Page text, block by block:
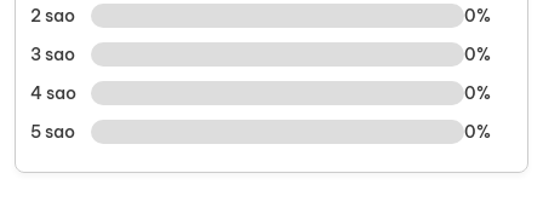
2 sao
0%
3 sao
0%
4 sao
0%
5 sao
0%